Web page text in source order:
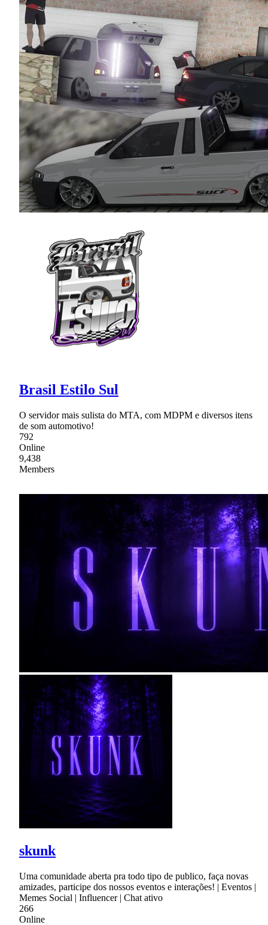
Brasil Estilo Sul
O servidor mais sulista do MTA, com MDPM e diversos itens
de som automotivo!
792
Online
9,438
Members
skunk
Uma comunidade aberta pra todo tipo de publico, faça novas
amizades, participe dos nossos eventos e interações! | Eventos |
Memes Social | Influencer | Chat ativo
266
Online